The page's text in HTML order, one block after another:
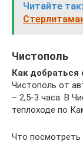
Читайте
Чистополь
Как добраться
Чистополь от
– 2,5-3 часа. В
теплоходе по
Что посмотреть